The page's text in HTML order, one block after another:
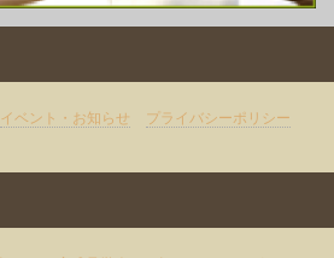
イベント・お知らせ
プライバシーポリシー